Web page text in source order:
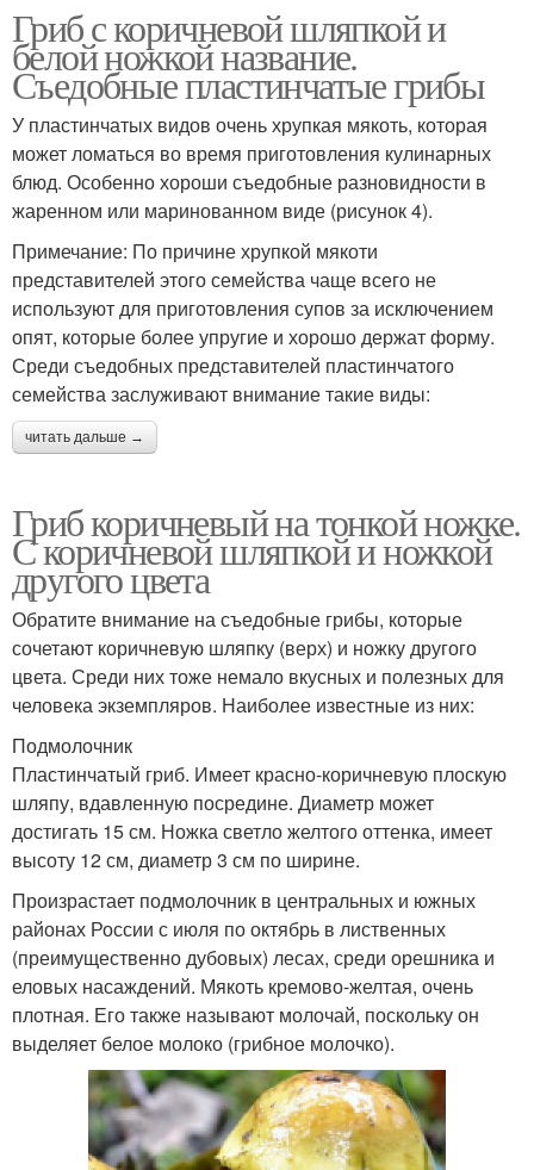
Гриб с коричневой шляпкой и
белой ножкой название.
Съедобные пластинчатые грибы
У пластинчатых видов очень хрупкая мякоть, которая
может ломаться во время приготовления кулинарных
блюд. Особенно хороши съедобные разновидности в
жаренном или маринованном виде (рисунок 4).
Примечание: По причине хрупкой мякоти
представителей этого семейства чаще всего не
используют для приготовления супов за исключением
опят, которые более упругие и хорошо держат форму.
Среди съедобных представителей пластинчатого
семейства заслуживают внимание такие виды:
читать дальше →
Гриб коричневый на тонкой ножке.
С коричневой шляпкой и ножкой
другого цвета
Обратите внимание на съедобные грибы, которые
сочетают коричневую шляпку (верх) и ножку другого
цвета. Среди них тоже немало вкусных и полезных для
человека экземпляров. Наиболее известные из них:
Подмолочник
Пластинчатый гриб. Имеет красно-коричневую плоскую
шляпу, вдавленную посредине. Диаметр может
достигать 15 см. Ножка светло желтого оттенка, имеет
высоту 12 см, диаметр 3 см по ширине.
Произрастает подмолочник в центральных и южных
районах России с июля по октябрь в лиственных
(преимущественно дубовых) лесах, среди орешника и
еловых насаждений. Мякоть кремово-желтая, очень
плотная. Его также называют молочай, поскольку он
выделяет белое молоко (грибное молочко).